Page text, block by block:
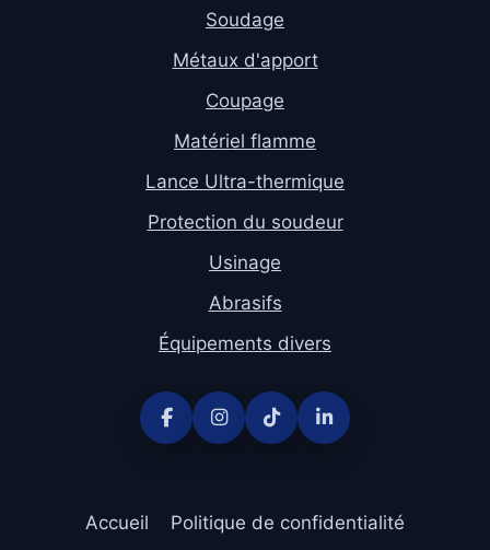
Soudage
Métaux d'apport
Coupage
Matériel flamme
Lance Ultra-thermique
Protection du soudeur
Usinage
Abrasifs
Équipements divers
Accueil Politique de confidentialité